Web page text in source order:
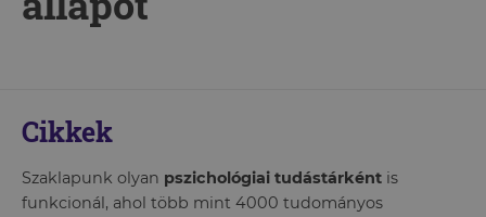
Cikkek
Szaklapunk olyan pszichológiai tudástárként is
funkcionál, ahol több mint 4000 tudományos